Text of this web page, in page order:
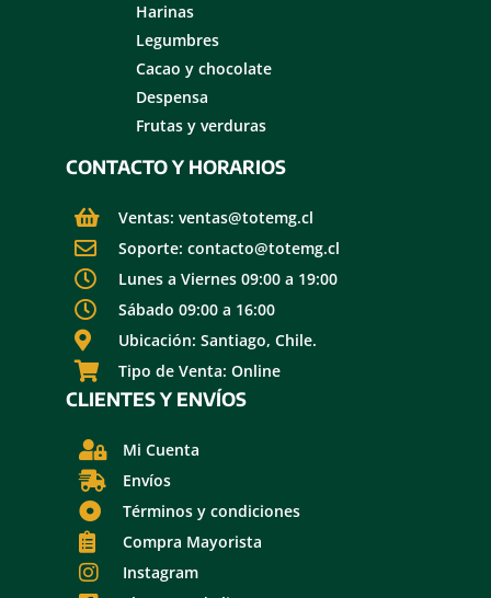
Harinas
Legumbres
Cacao y chocolate
Despensa
Frutas y verduras
CONTACTO Y HORARIOS
Ventas: ventas@totemg.cl
Soporte: contacto@totemg.cl
Lunes a Viernes 09:00 a 19:00
Sábado 09:00 a 16:00
Ubicación: Santiago, Chile.
Tipo de Venta: Online
CLIENTES Y ENVÍOS
Mi Cuenta
Envíos
Términos y condiciones
Compra Mayorista
Instagram